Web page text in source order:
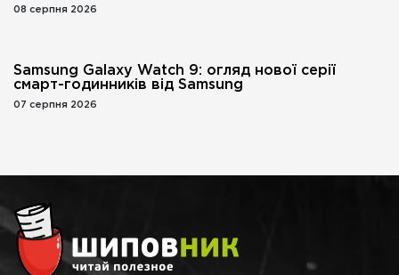
08 серпня 2026
Samsung Galaxy Watch 9: огляд нової серії
смарт-годинників від Samsung
07 серпня 2026